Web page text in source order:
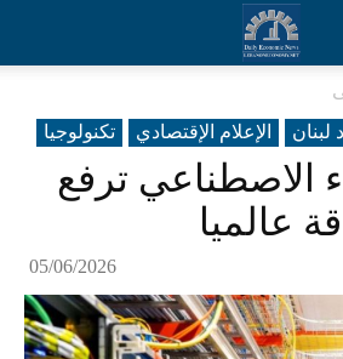
لبنان الإعلام الإقتصادي تکنولوجیا
الاصطناعي ترفع
عالميا
05/06/2026